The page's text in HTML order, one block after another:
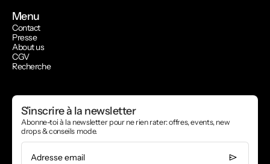
Menu
Contact
Presse
About us
CGV
Recherche
S'inscrire à la newsletter
Abonne-toi à la newsletter pour ne rien rater: offres, events, new
drops & conseils mode.
Adresse email